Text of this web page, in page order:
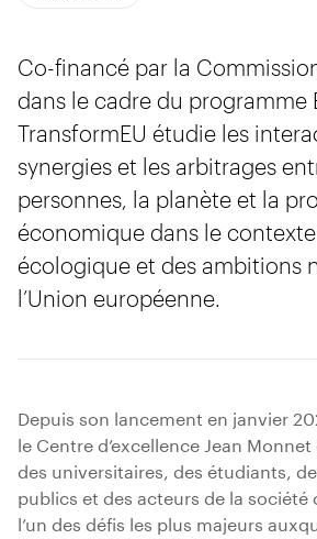
Co-financé par la
dans le cadre du programme
TransformEU étudie les
synergies et les arbitrages
personnes, la planète et la
économique dans le
écologique et des ambitions
l’Union européenne.
Depuis son lancement en janvier
le Centre d’excellence Jean Monnet
des universitaires, des étudiants,
publics et des acteurs de la
l’un des défis les plus majeurs